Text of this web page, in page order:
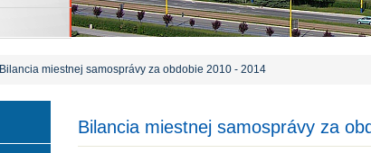
Bilancia miestnej samosprávy za obdobie 2010 - 2014
Bilancia miestnej samosprávy za